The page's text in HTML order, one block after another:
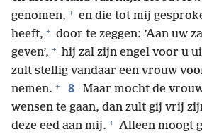
genomen, + en die tot mij
heeft, + door te zeggen: ’Aan uw
geven’, + hij zal zijn engel voor u
zult stellig vandaar een vrouw
nemen. + 8
Maar mocht de
wensen te gaan, dan zult gij vrij
deze eed aan mij. + Alleen moogt